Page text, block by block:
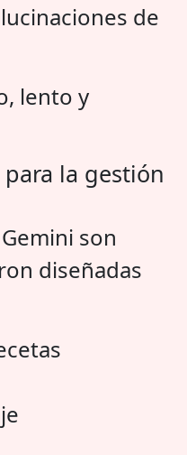
de
lento y
la gestión
son
diseñadas